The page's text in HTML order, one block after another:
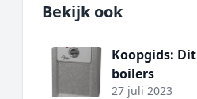
Bekijk ook
Koopgids:
boilers
27 juli 2023